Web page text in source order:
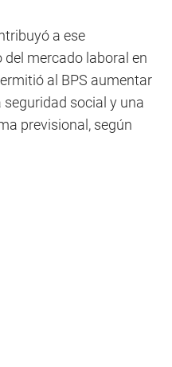
a ese
mercado laboral en
al BPS aumentar
social y una
previsional, según